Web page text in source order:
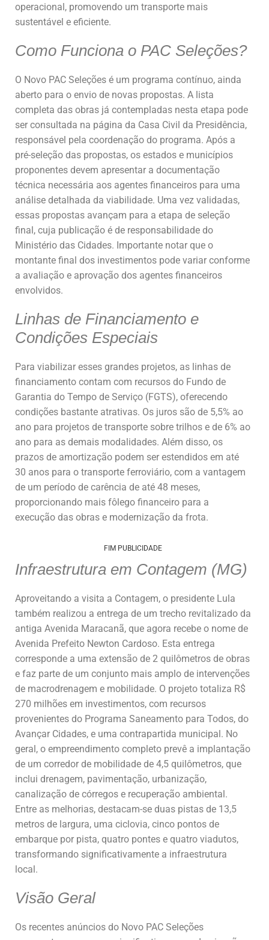
operacional, promovendo um transporte mais
sustentável e eficiente.
Como Funciona o PAC Seleções?
O Novo PAC Seleções é um programa contínuo, ainda
aberto para o envio de novas propostas. A lista
completa das obras já contempladas nesta etapa pode
ser consultada na página da Casa Civil da Presidência,
responsável pela coordenação do programa. Após a
pré-seleção das propostas, os estados e municípios
proponentes devem apresentar a documentação
técnica necessária aos agentes financeiros para uma
análise detalhada da viabilidade. Uma vez validadas,
essas propostas avançam para a etapa de seleção
final, cuja publicação é de responsabilidade do
Ministério das Cidades. Importante notar que o
montante final dos investimentos pode variar conforme
a avaliação e aprovação dos agentes financeiros
envolvidos.
Linhas de Financiamento e
Condições Especiais
Para viabilizar esses grandes projetos, as linhas de
financiamento contam com recursos do Fundo de
Garantia do Tempo de Serviço (FGTS), oferecendo
condições bastante atrativas. Os juros são de 5,5% ao
ano para projetos de transporte sobre trilhos e de 6% ao
ano para as demais modalidades. Além disso, os
prazos de amortização podem ser estendidos em até
30 anos para o transporte ferroviário, com a vantagem
de um período de carência de até 48 meses,
proporcionando mais fôlego financeiro para a
execução das obras e modernização da frota.
FIM PUBLICIDADE
Infraestrutura em Contagem (MG)
Aproveitando a visita a Contagem, o presidente Lula
também realizou a entrega de um trecho revitalizado da
antiga Avenida Maracanã, que agora recebe o nome de
Avenida Prefeito Newton Cardoso. Esta entrega
corresponde a uma extensão de 2 quilômetros de obras
e faz parte de um conjunto mais amplo de intervenções
de macrodrenagem e mobilidade. O projeto totaliza R$
270 milhões em investimentos, com recursos
provenientes do Programa Saneamento para Todos, do
Avançar Cidades, e uma contrapartida municipal. No
geral, o empreendimento completo prevê a implantação
de um corredor de mobilidade de 4,5 quilômetros, que
inclui drenagem, pavimentação, urbanização,
canalização de córregos e recuperação ambiental.
Entre as melhorias, destacam-se duas pistas de 13,5
metros de largura, uma ciclovia, cinco pontos de
embarque por pista, quatro pontes e quatro viadutos,
transformando significativamente a infraestrutura
local.
Visão Geral
Os recentes anúncios do Novo PAC Seleções